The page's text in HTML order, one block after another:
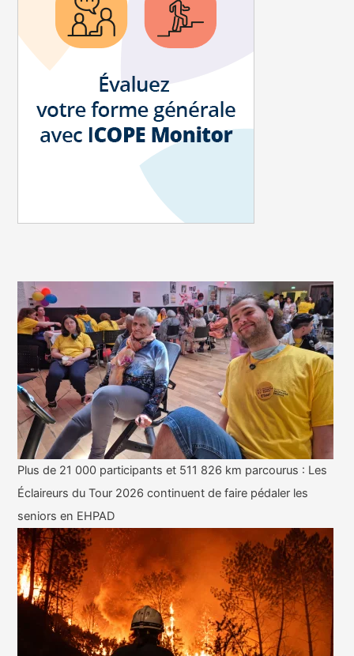
Plus de 21 000 participants et 511 826 km parcourus : Les
Éclaireurs du Tour 2026 continuent de faire pédaler les
seniors en EHPAD